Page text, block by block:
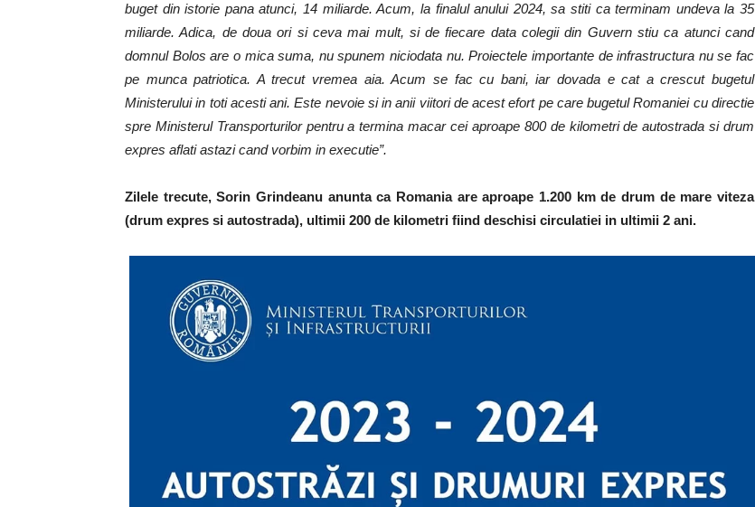
buget din istorie pana atunci, 14 miliarde. Acum, la finalul anului 2024, sa stiti ca terminam undeva la 35
miliarde. Adica, de doua ori si ceva mai mult, si de fiecare data colegii din Guvern stiu ca atunci cand
domnul Bolos are o mica suma, nu spunem niciodata nu. Proiectele importante de infrastructura nu se fac
pe munca patriotica. A trecut vremea aia. Acum se fac cu bani, iar dovada e cat a crescut bugetul
Ministerului in toti acesti ani. Este nevoie si in anii viitori de acest efort pe care bugetul Romaniei cu directie
spre Ministerul Transporturilor pentru a termina macar cei aproape 800 de kilometri de autostrada si drum
expres aflati astazi cand vorbim in executie”.
Zilele trecute, Sorin Grindeanu anunta ca Romania are aproape 1.200 km de drum de mare viteza
(drum expres si autostrada), ultimii 200 de kilometri fiind deschisi circulatiei in ultimii 2 ani.